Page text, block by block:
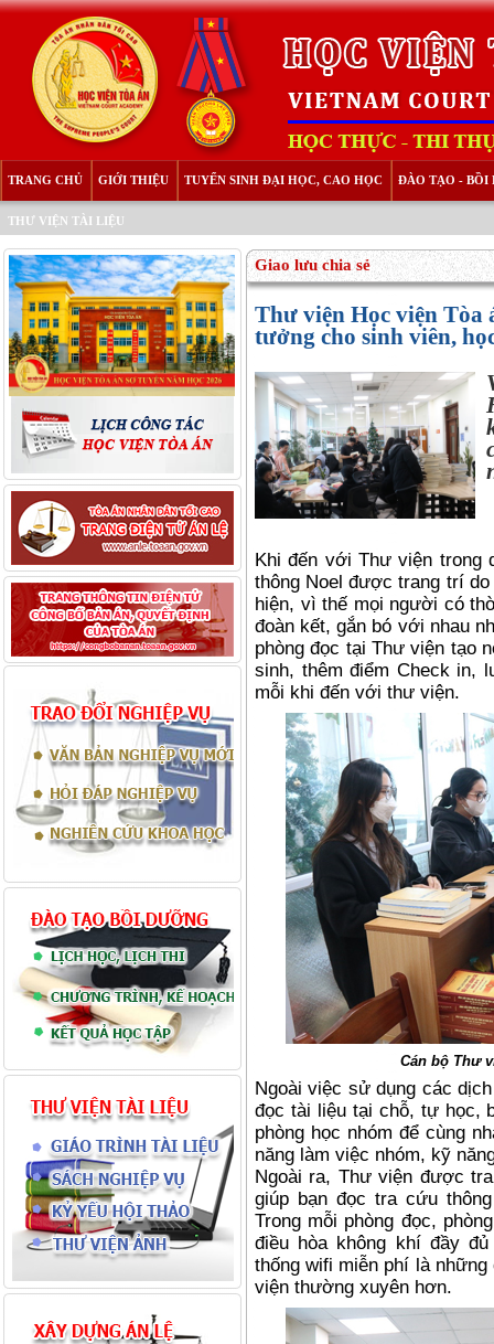
TRANG CHỦ GIỚI THIỆU TUYỂN SINH ĐẠI HỌC, CAO HỌC ĐÀO TẠO - BỒI
THƯ VIỆN TÀI LIỆU
Giao lưu chia sẻ
Thư viện Học viện Tòa
tưởng cho sinh viên,
Khi đến với Thư viện trong
thông Noel được trang trí
hiện, vì thế mọi người có
đoàn kết, gắn bó với nhau
phòng đọc tại Thư viện tạo
sinh, thêm điểm Check in,
mỗi khi đến với thư viện.
Cán bộ Thư
Ngoài việc sử dụng các
đọc tài liệu tại chỗ, tự học,
phòng học nhóm để cùng
năng làm việc nhóm, kỹ
Ngoài ra, Thư viện được
giúp bạn đọc tra cứu
Trong mỗi phòng đọc,
điều hòa không khí đầy
thống wifi miễn phí là
viện thường xuyên hơn.